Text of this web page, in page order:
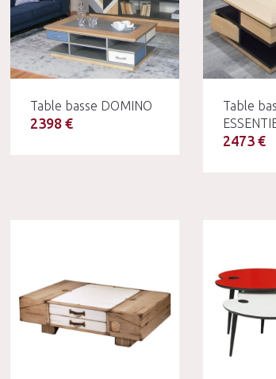
Table basse DOMINO
2398 €
Table
2473 €